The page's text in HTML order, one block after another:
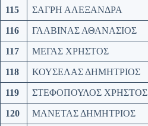
115 ΣΑΓΡΗ ΑΛΕΞΑΝΔΡΑ
116 ΓΛΑΒΙΝΑΣ ΑΘΑΝΑΣΙΟΣ
117 ΜΕΓΑΣ ΧΡΗΣΤΟΣ
118 ΚΟΥΣΕΛΑΣ ΔΗΜΗΤΡΙΟΣ
119 ΣΤΕΦΟΠΟΥΛΟΣ ΧΡΗΣΤΟΣ
120 ΜΑΝΕΤΑΣ ΔΗΜΗΤΡΙΟΣ